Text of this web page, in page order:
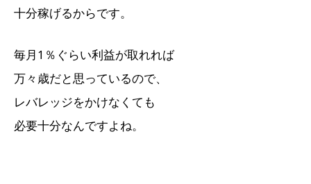
十分稼げるからです。
毎月1％ぐらい利益が取れれば
万々歳だと思っているので、
レバレッジをかけなくても
必要十分なんですよね。